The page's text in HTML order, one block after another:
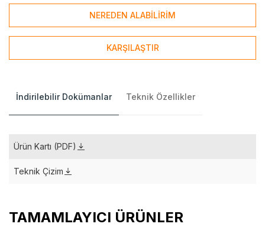
NEREDEN ALABİLİRİM
KARŞILAŞTIR
İndirilebilir Dokümanlar Teknik Özellikler
Ürün Kartı (PDF)
Teknik Çizim
TAMAMLAYICI ÜRÜNLER